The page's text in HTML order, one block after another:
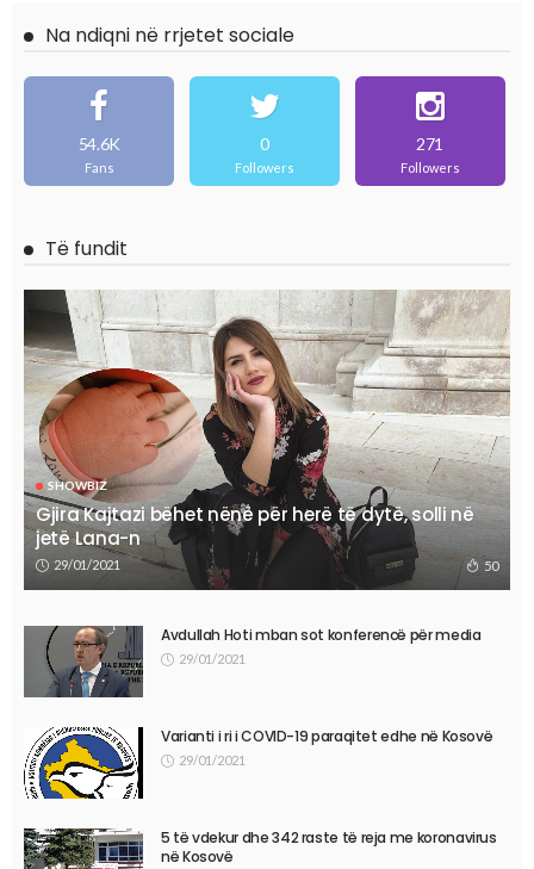
Na ndiqni në rrjetet sociale
54.6K
Fans
0
Followers
271
Followers
Të fundit
SHOWBIZ
Gjira Kajtazi bëhet nënë për herë të dytë, solli në
jetë Lana-n
29/01/2021 50
Avdullah Hoti mban sot konferencë për media
29/01/2021
Varianti i ri i COVID-19 paraqitet edhe në Kosovë
29/01/2021
5 të vdekur dhe 342 raste të reja me koronavirus
në Kosovë